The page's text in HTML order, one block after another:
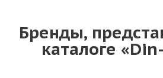
Бренды,
каталоге